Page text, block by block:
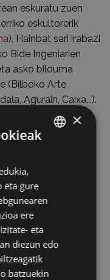
eskuratu zuen
eskultorerik
). Hainbat sari irabazi
Bide Ingeniarien
asko bilduma
(Bilboko Arte
Agurain, Caixa...).
muestra txiki hori
baino ez da.
×
eta gure
ere
eta
diezun edo
batzuekin